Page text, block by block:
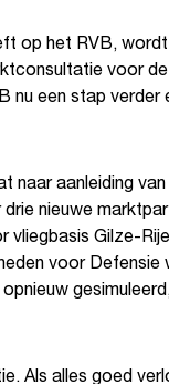
op het RVB, wordt
voor de
nu een stap verder
naar aanleiding
nieuwe
Gilze-
voor Defensie
Als alles goed